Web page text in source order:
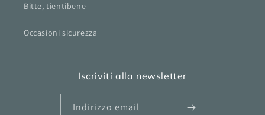
Bitte, tientibene
Occasioni sicurezza
Iscriviti alla newsletter
Indirizzo email